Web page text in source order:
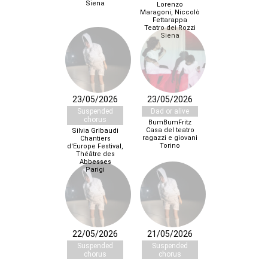
Siena
Lorenzo
Maragoni, Niccolò
Fettarappa
Teatro dei Rozzi
Siena
23/05/2026
Suspended
chorus
Silvia Gribaudi
Chantiers
d'Europe Festival,
Théâtre des
Abbesses
Parigi
23/05/2026
Dad or alive
BumBumFritz
Casa del teatro
ragazzi e giovani
Torino
22/05/2026
Suspended
chorus
21/05/2026
Suspended
chorus